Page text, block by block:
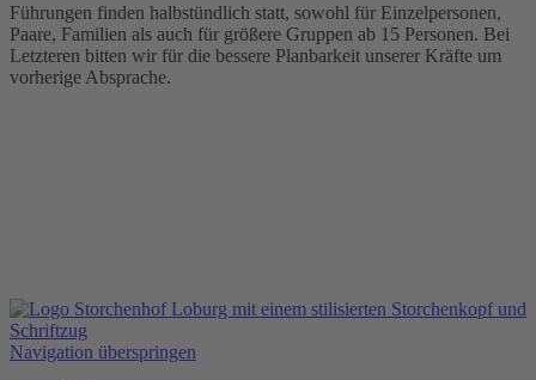
Führungen finden halbstündlich statt, sowohl für Einzelpersonen,
Paare, Familien als auch für größere Gruppen ab 15 Personen. Bei
Letzteren bitten wir für die bessere Planbarkeit unserer Kräfte um
vorherige Absprache.
Navigation überspringen